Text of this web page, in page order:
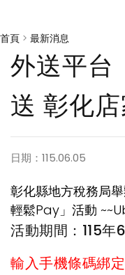
首頁 > 最新消息
外送平台
送 彰化
日期：115.06.05
彰化縣地方稅務局
輕鬆Pay」活動
活動期間：115
輸入手機條碼綁